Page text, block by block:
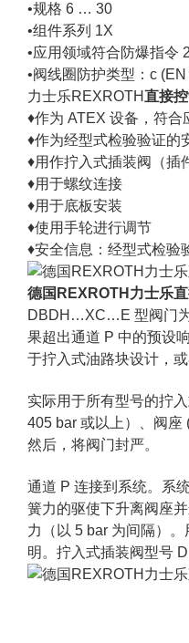
•规格 6 … 30
•组件系列 1X
•应用领域符合防爆指令
•阀线圈防护类型：c
力士乐REXROTH直接
♦作为 ATEX 设备，符合
♦作为经型式检验验证的
♦用作拧入式插装阀（插
♦用于螺纹连接
♦用于底板安装
♦使用手轮进行调节
♦安全信息：经型式检验
德国REXROTH力士乐
DBDH…XC…E 型阀门为
果超出通道 P 中的预设
于拧入式油路块设计，
实际用于所有型号的拧
405 bar 或以上）、阀座
然后，将阀门封严。
通道 P 连接到系统。系
簧力的驱使下升离阀座
力（以 5 bar 为间隔）
明。拧入式插装阀型号